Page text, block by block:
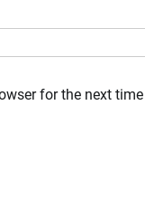
for the next